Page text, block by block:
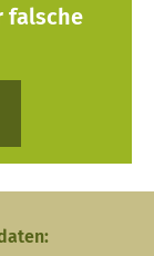
falsche